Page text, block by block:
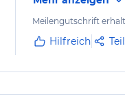
Ausstattung: Pool,
Sonstiges: Das
Buckel
Meilengutschrift
Hilfreich